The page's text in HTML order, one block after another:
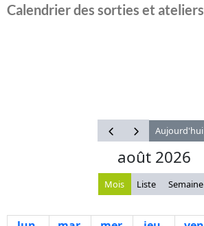
Calendrier des sorties et ateliers